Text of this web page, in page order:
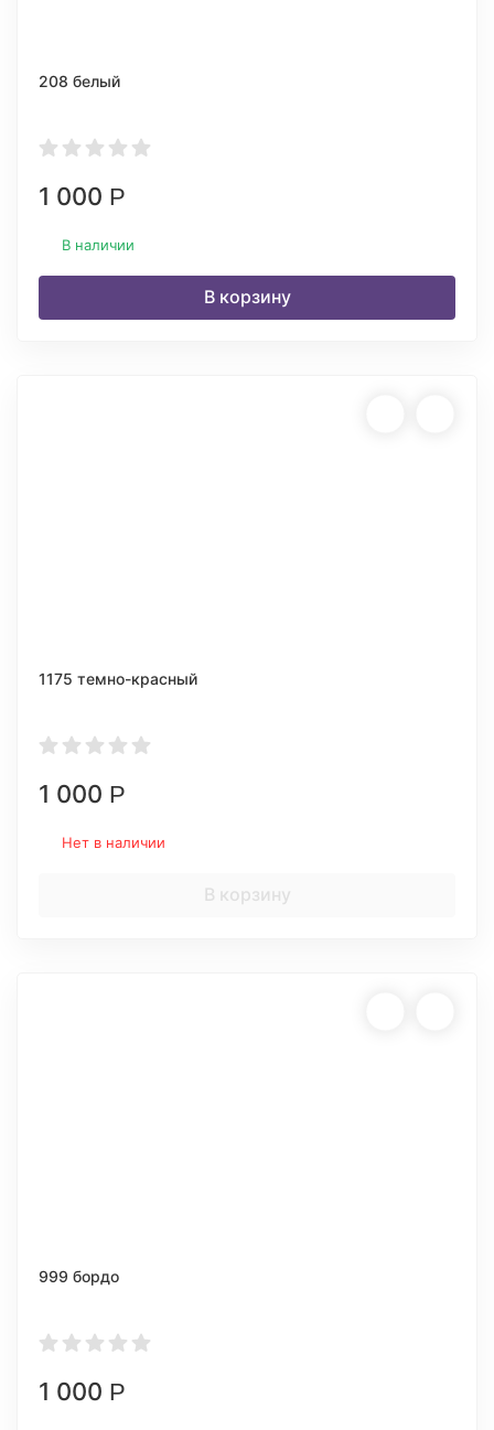
208 белый
1 000 Р
В наличии
В корзину
1175 темно-красный
1 000 Р
Нет в наличии
В корзину
999 бордо
1 000 Р